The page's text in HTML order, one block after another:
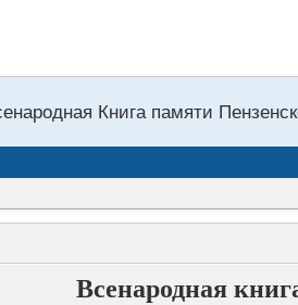
Книга памяти
Всенародная